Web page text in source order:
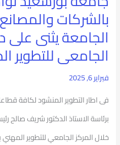
بالشركات
الجامعة يثنى على
الجامعى للتطوير
فبراير 6, 2025
فى اطار التطوير المنشود لكافة
برئاسة الاستاذ الدكتور شريف صالح
خلال المركز الجامعي للتطوير
المركز
الجامعى
للتطوير
المهنى
بالجامعة